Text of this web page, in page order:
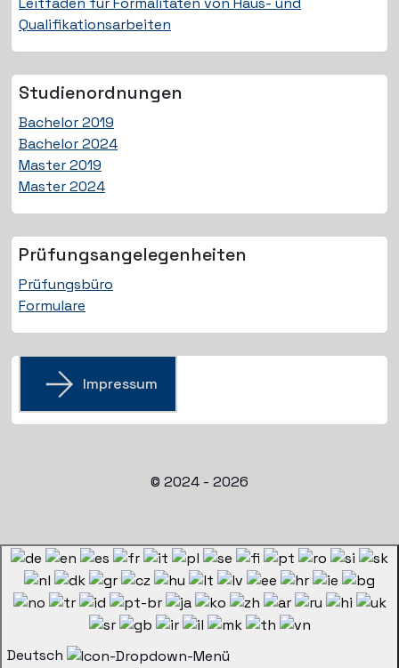
Qualifikationsarbeiten
Studien­ordnungen
Bachelor 2019
Bachelor 2024
Master 2019
Master 2024
Prüfungs­angelegenheiten
Prüfungsbüro
Formulare
Impressum
© 2024 - 2026
Deutsch